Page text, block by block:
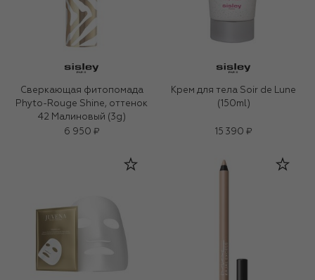
Сверкающая фитопомада
Phyto-Rouge Shine, оттенок
42 Малиновый (3g)
6 950 ₽
Крем для тела Soir de Lune
(150ml)
15 390 ₽